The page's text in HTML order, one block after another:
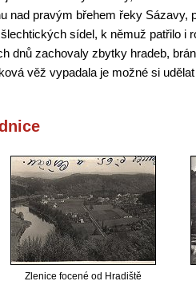
nad pravým břehem řeky Sázavy,
sídel, k němuž patřilo i
dnů zachovaly zbytky hradeb,
věž vypadala je možné si
Zlenice focené od Hradiště